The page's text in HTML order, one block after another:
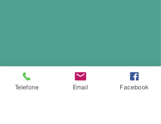
Telefone Email Facebook